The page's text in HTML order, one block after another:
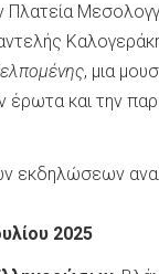
Πλατεία
, μια
και την
εκδηλώσεων
2025